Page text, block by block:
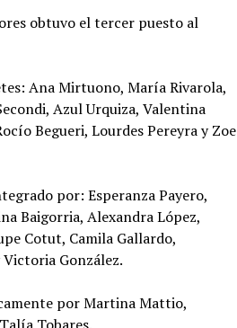
obtuvo el tercer puesto al
Ana Mirtuono, María Rivarola,
Azul Urquiza, Valentina
Begueri, Lourdes Pereyra y Zoe
por: Esperanza Payero,
Baigorria, Alexandra López,
Cotut, Camila Gallardo,
González.
por Martina Mattio,